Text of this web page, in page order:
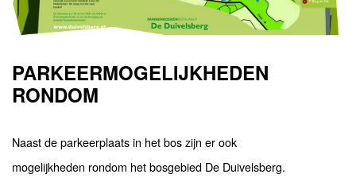
PARKEERMOGELIJKHEDEN
RONDOM
Naast de parkeerplaats in het bos zijn er ook
mogelijkheden rondom het bosgebied De Duivelsberg.